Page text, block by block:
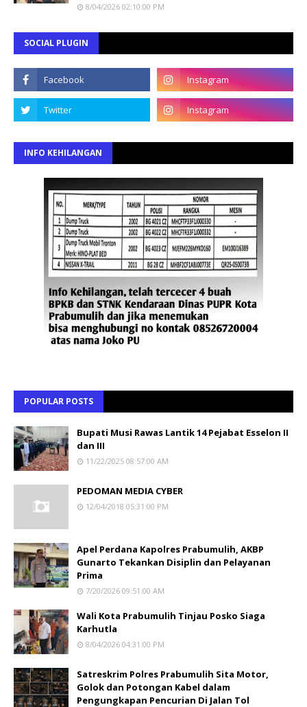
8/04/2026 02:10:00 PM
SOCIAL PLUGIN
INFO KEHILANGAN
POPULAR POSTS
Bupati Musi Rawas Lantik 14 Pejabat Esselon II
dan III
11/22/2025 08:57:00 AM
PEDOMAN MEDIA CYBER
12/04/2018 05:31:00 PM
Apel Perdana Kapolres Prabumulih, AKBP
Gunarto Tekankan Disiplin dan Pelayanan
Prima
7/20/2026 09:51:00 AM
Wali Kota Prabumulih Tinjau Posko Siaga
Karhutla
8/04/2026 04:31:00 PM
Satreskrim Polres Prabumulih Sita Motor,
Golok dan Potongan Kabel dalam
Pengungkapan Pencurian Di Jalan Tol